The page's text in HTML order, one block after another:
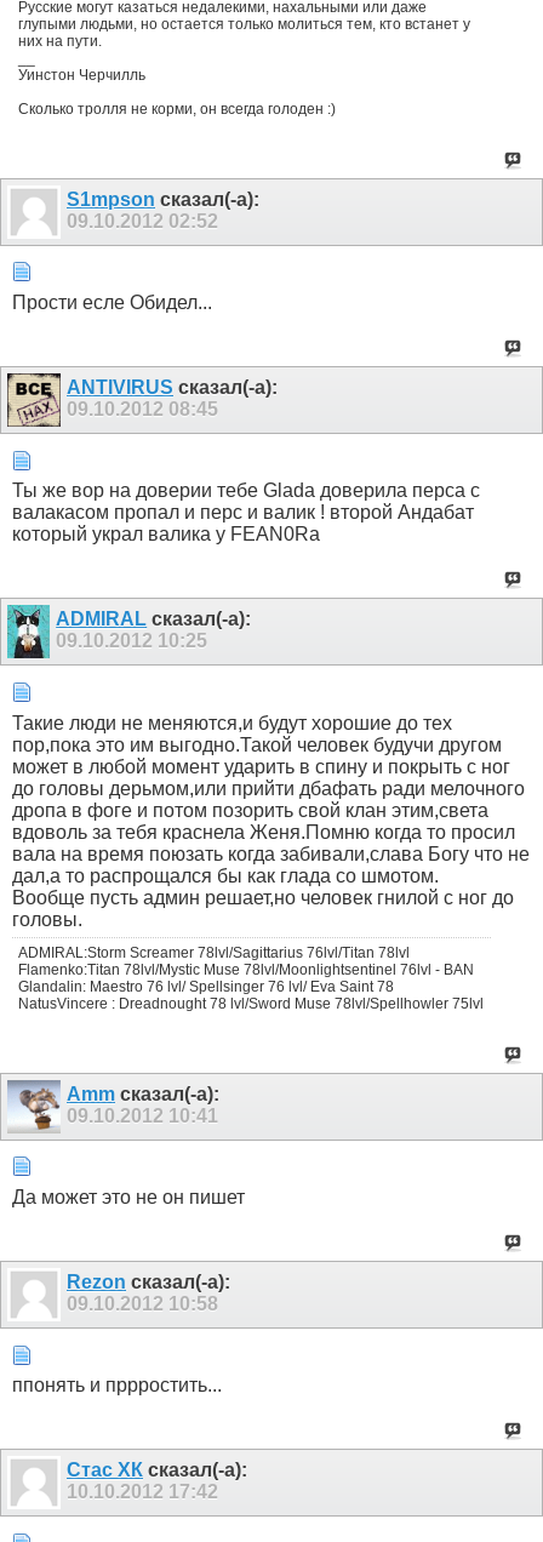
Русские могут казаться недалекими, нахальными или даже
глупыми людьми, но остается только молиться тем, кто встанет у
них на пути.
Уинстон Черчилль
Сколько тролля не корми, он всегда голоден :)
S1mpson сказал(-а):
09.10.2012 02:52
Прости есле Обидел...
ANTIVIRUS сказал(-а):
09.10.2012 08:45
Ты же вор на доверии тебе Glada доверила перса с
валакасом пропал и перс и валик ! второй Андабат
который украл валика у FEAN0Rа
ADMIRAL сказал(-а):
09.10.2012 10:25
Такие люди не меняются,и будут хорошие до тех
пор,пока это им выгодно.Такой человек будучи другом
может в любой момент ударить в спину и покрыть с ног
до головы дерьмом,или прийти дбафать ради мелочного
дропа в фоге и потом позорить свой клан этим,света
вдоволь за тебя краснела Женя.Помню когда то просил
вала на время поюзать когда забивали,слава Богу что не
дал,а то распрощался бы как глада со шмотом.
Вообще пусть админ решает,но человек гнилой с ног до
головы.
ADMIRAL:Storm Screamer 78lvl/Sagittarius 76lvl/Titan 78lvl
Flamenko:Titan 78lvl/Mystic Muse 78lvl/Moonlightsentinel 76lvl - BAN
Glandalin: Maestro 76 lvl/ Spellsinger 76 lvl/ Eva Saint 78
NatusVincere : Dreadnought 78 lvl/Sword Muse 78lvl/Spellhowler 75lvl
Amm сказал(-а):
09.10.2012 10:41
Да может это не он пишет
Rezon сказал(-а):
09.10.2012 10:58
ппонять и пррростить...
Стас ХК сказал(-а):
10.10.2012 17:42